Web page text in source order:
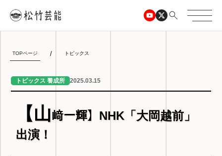
TOPページ トピックス
トピックス 養成所 2025.03.15
【山﨑一輝】NHK「大岡越前」
出演！